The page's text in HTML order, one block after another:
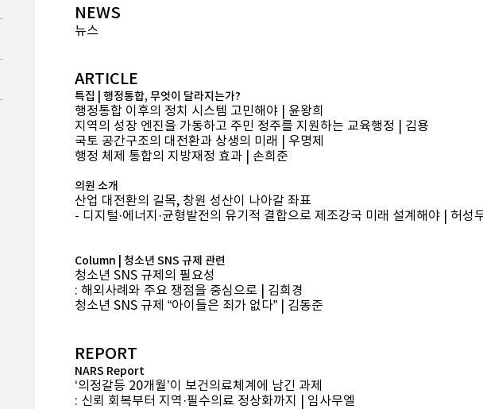
NEWS
뉴스
ARTICLE
특집 | 행정통합, 무엇이 달라지는가?
행정통합 이후의 정치 시스템 고민해야 | 윤왕희
지역의 성장 엔진을 가동하고 주민 정주를 지원하는 교육행정 | 김용
국토 공간구조의 대전환과 상생의 미래 | 우명제
행정 체제 통합의 지방재정 효과 | 손희준
의원 소개
산업 대전환의 길목, 창원 성산이 나아갈 좌표
- 디지털·에너지·균형발전의 유기적 결합으로 제조강국 미래 설계해야 | 허성
Column | 청소년 SNS 규제 관련
청소년 SNS 규제의 필요성
: 해외사례와 주요 쟁점을 중심으로 | 김희경
청소년 SNS 규제 “아이들은 죄가 없다” | 김동준
REPORT
NARS Report
‘의정갈등 20개월’이 보건의료체계에 남긴 과제
: 신뢰 회복부터 지역·필수의료 정상화까지 | 임사무엘